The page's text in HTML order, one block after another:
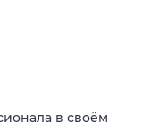
в своём